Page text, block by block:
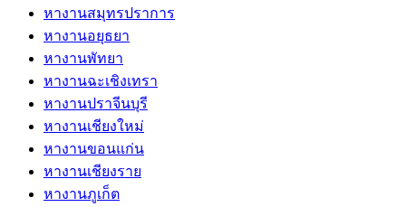
หางานสมุทรปราการ
หางานอยุธยา
หางานพัทยา
หางานฉะเชิงเทรา
หางานปราจีนบุรี
หางานเชียงใหม่
หางานขอนแก่น
หางานเชียงราย
หางานภูเก็ต